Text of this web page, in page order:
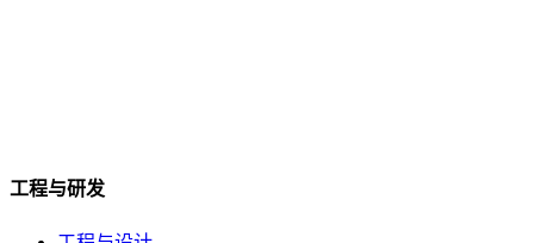
工程与研发